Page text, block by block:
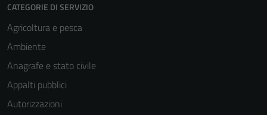
CATEGORIE DI SERVIZIO
Agricoltura e pesca
Ambiente
Anagrafe e stato civile
Appalti pubblici
Autorizzazioni